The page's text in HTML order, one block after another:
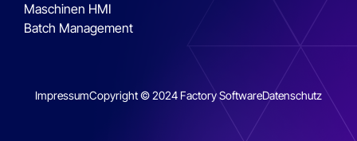
Maschinen HMI
Batch Management
ImpressumCopyright © 2024 Factory SoftwareDatenschutz